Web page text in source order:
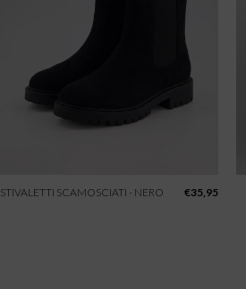
STIVALETTI SCAMOSCIATI - NERO €35,95